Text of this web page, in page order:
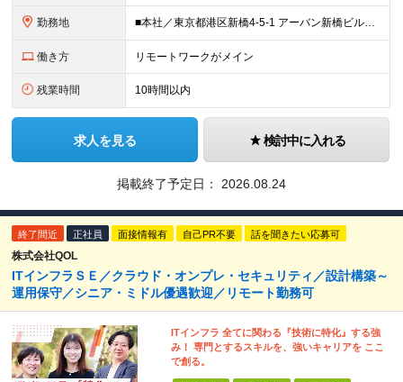
勤務地 ■本社／東京都港区新橋4-5-1 アーバン新橋ビル11F ※(変更の範囲)上記を除く当社関連勤務地 【82.7％がリモートワーク／転勤なし】 本社もしくは東京都近郊の取引先での勤務となります。
働き方 リモートワークがメイン
残業時間 10時間以内
求人を見る 検討中に入れる
掲載終了予定日： 2026.08.24
終了間近 正社員 面接情報有 自己PR不要 話を聞きたい応募可
株式会社QOL
ITインフラＳＥ／クラウド・オンプレ・セキュリティ／設計構築～
運用保守／シニア・ミドル優遇歓迎／リモート勤務可
ITインフラ 全てに関わる『技術に特化』する強
み！ 専門とするスキルを、強いキャリアを ここ
で創る。